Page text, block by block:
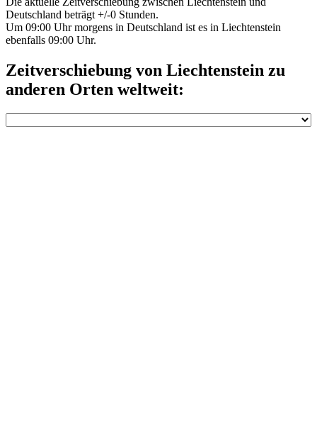
Deutschland beträgt +/-0 Stunden.
Um 09:00 Uhr morgens in Deutschland ist es in Liechtenstein
ebenfalls 09:00 Uhr.
Zeitverschiebung von Liechtenstein zu
anderen Orten weltweit: